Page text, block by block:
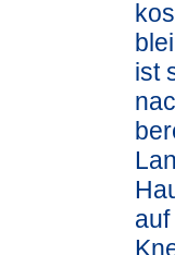
ist